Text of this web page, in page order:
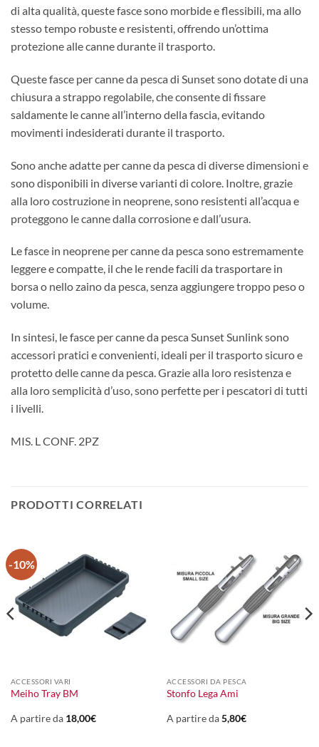
di alta qualità, queste fasce sono morbide e flessibili, ma allo
stesso tempo robuste e resistenti, offrendo un’ottima
protezione alle canne durante il trasporto.
Queste fasce per canne da pesca di Sunset sono dotate di una
chiusura a strappo regolabile, che consente di fissare
saldamente le canne all’interno della fascia, evitando
movimenti indesiderati durante il trasporto.
Sono anche adatte per canne da pesca di diverse dimensioni e
sono disponibili in diverse varianti di colore. Inoltre, grazie
alla loro costruzione in neoprene, sono resistenti all’acqua e
proteggono le canne dalla corrosione e dall’usura.
Le fasce in neoprene per canne da pesca sono estremamente
leggere e compatte, il che le rende facili da trasportare in
borsa o nello zaino da pesca, senza aggiungere troppo peso o
volume.
In sintesi, le fasce per canne da pesca Sunset Sunlink sono
accessori pratici e convenienti, ideali per il trasporto sicuro e
protetto delle canne da pesca. Grazie alla loro resistenza e
alla loro semplicità d’uso, sono perfette per i pescatori di tutti
i livelli.
MIS. L CONF. 2PZ
PRODOTTI CORRELATI
-10%
ACCESSORI VARI
Meiho Tray BM
A partire da 18,00€
ACCESSORI DA PESCA
Stonfo Lega Ami
A partire da5,80€